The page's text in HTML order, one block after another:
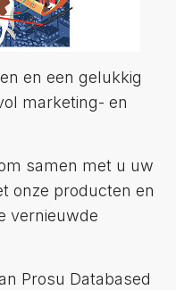
en een gelukkig
marketing- en
samen met u uw
onze producten en
vernieuwde
Prosu Databased